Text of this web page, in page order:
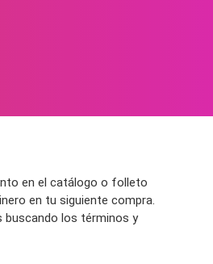
en el catálogo o folleto
en tu siguiente compra.
buscando los términos y